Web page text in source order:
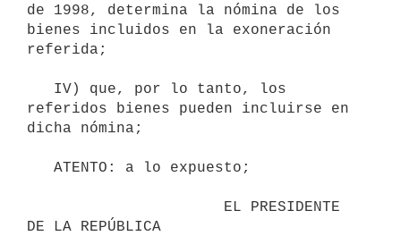
de 1998, determina la nómina de los
bienes incluidos en la exoneración
referida;
referidos bienes pueden incluirse en
dicha nómina;
DE LA REPÚBLICA